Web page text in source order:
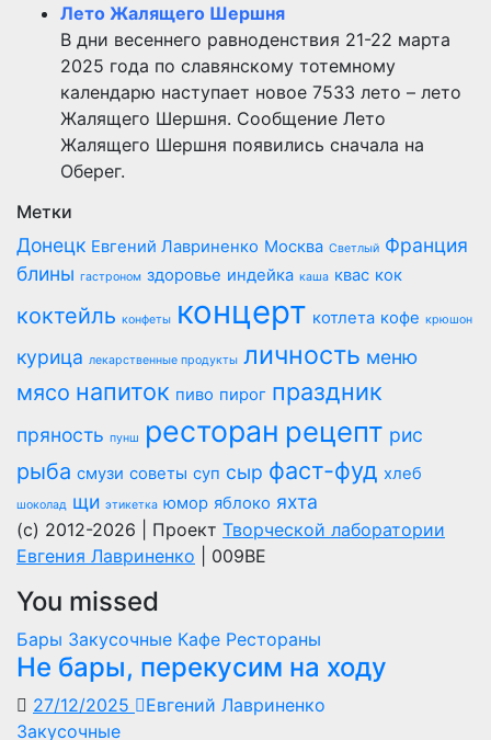
Лето Жалящего Шершня
В дни весеннего равноденствия 21-22 марта
2025 года по славянскому тотемному
календарю наступает новое 7533 лето – лето
Жалящего Шершня. Сообщение Лето
Жалящего Шершня появились сначала на
Оберег.
Метки
Донецк Евгений Лавриненко Москва Светлый Франция
блины гастроном здоровье индейка каша квас кок
коктейль конфеты концерт котлета кофе крюшон
курица лекарственные продукты личность меню
мясо напиток пиво пирог праздник
пряность пунш ресторан рецепт рис
рыба смузи советы суп сыр фаст-фуд хлеб
шоколад щи этикетка юмор яблоко яхта
(c) 2012-2026 | Проект Творческой лаборатории
Евгения Лавриненко | 009BE
You missed
Бары Закусочные Кафе Рестораны
Не бары, перекусим на ходу
27/12/2025
Евгений Лавриненко
Закусочные